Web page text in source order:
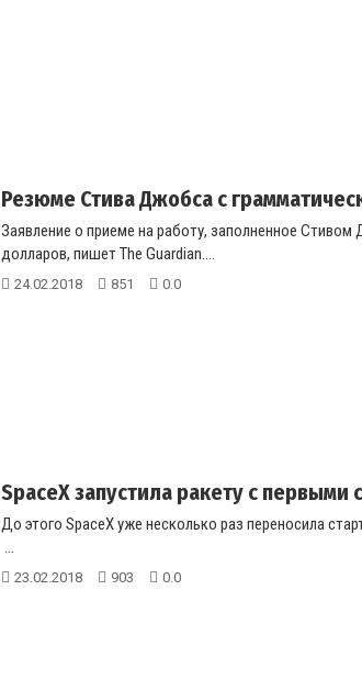
Резюме Стива Джобса с
Заявление о приеме на работу, заполненное
долларов, пишет The Guardian....
24.02.2018 851 0.0
SpaceX запустила ракету с
До этого SpaceX уже несколько раз переносила
...
23.02.2018 903 0.0